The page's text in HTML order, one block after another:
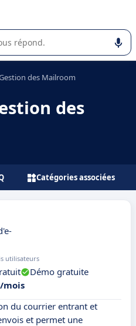
ou la sélection de
des Mailroom
des
Catégories associées
utilisateurs
Démo gratuite
mois
du courrier entrant et
et permet une